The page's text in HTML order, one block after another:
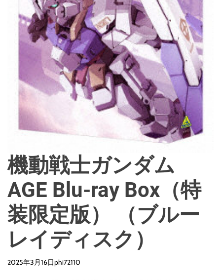
機動戦士ガンダム
AGE Blu-ray Box（特
装限定版） （ブルー
レイディスク）
2025年3月16日phi72110